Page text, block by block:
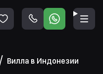
Вилла в Индонезии